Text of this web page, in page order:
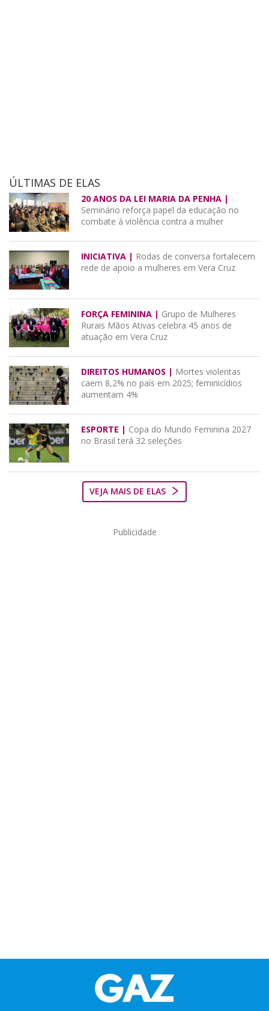
ÚLTIMAS DE ELAS
20 ANOS DA LEI MARIA DA PENHA |
Seminário reforça papel da educação no
combate à violência contra a mulher
INICIATIVA | Rodas de conversa fortalecem
rede de apoio a mulheres em Vera Cruz
FORÇA FEMININA | Grupo de Mulheres
Rurais Mãos Ativas celebra 45 anos de
atuação em Vera Cruz
DIREITOS HUMANOS | Mortes violentas
caem 8,2% no país em 2025; feminicídios
aumentam 4%
ESPORTE | Copa do Mundo Feminina 2027
no Brasil terá 32 seleções
VEJA MAIS DE ELAS
Publicidade